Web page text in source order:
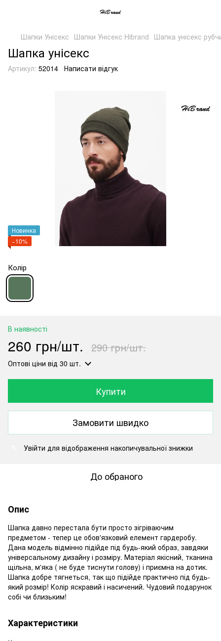
Шапки Унісекс Шапки Унісекс Hibrand Шапка унісекс
Шапка унісекс
Артикул: 52014 Написати відгук
Новинка
−10%
Колір
В наявності
260 грн/шт. 290 грн/шт.
Оптові ціни від 30 шт.
Купити
Замовити швидко
Увійти для відображення накопичувальної знижки
До обраного
Опис
Шапка давно перестала бути просто зігріваючим
предметом - тепер це обов'язковий елемент гардеробу.
Дана модель відмінно підійде під будь-який образ, завдяки
універсальному дизайну і розміру. Матеріал якісний, тканина
щільна, м'яка ( не буде тиснути голову) і приємна на дотик.
Шапка добре тягнеться, так що підійде практично під будь-
який розмір! Колір яскравий і насичений. Чудовий подарунок
собі чи близьким!
Характеристики